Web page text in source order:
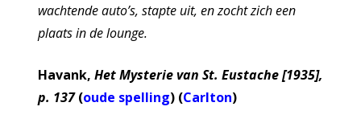
wachtende auto’s, stapte uit, en zocht zich een
plaats in de lounge.
Havank, Het Mysterie van St. Eustache [1935],
p. 137(oude spelling) (Carlton)